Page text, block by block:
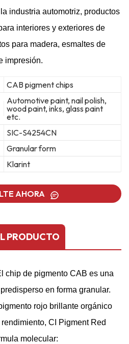
industria automotriz, productos
interiores y exteriores de
para madera, esmaltes de
impresión.
CAB pigment chips
Automotive paint, nail polish,
wood paint, inks, glass paint
etc.
SIC-S4254CN
Granular form
Klarint
AHORA
PRODUCTO
chip de pigmento CAB es una
en forma granular.
rojo brillante orgánico
CI Pigment Red
molecular: